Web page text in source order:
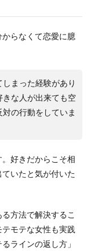
らなくて恋愛に臆
まった経験があり
きな人が出来ても空
の行動をしていま
好きだからこそ相
いたと気が付いた
方法で解決するこ
モテな女性も実践
ラインの返し方」